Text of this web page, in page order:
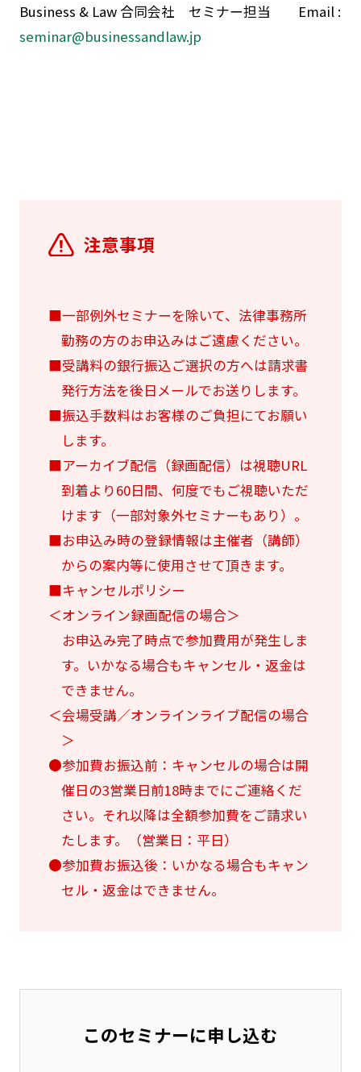
Business & Law 合同会社 セミナー担当 Email :
seminar@businessandlaw.jp
注意事項
■一部例外セミナーを除いて、法律事務所
勤務の方のお申込みはご遠慮ください。
■受講料の銀行振込ご選択の方へは請求書
発行方法を後日メールでお送りします。
■振込手数料はお客様のご負担にてお願い
します。
■アーカイブ配信（録画配信）は視聴URL
到着より60日間、何度でもご視聴いただ
けます（一部対象外セミナーもあり）。
■お申込み時の登録情報は主催者（講師）
からの案内等に使用させて頂きます。
■キャンセルポリシー
＜オンライン録画配信の場合＞
お申込み完了時点で参加費用が発生しま
す。いかなる場合もキャンセル・返金は
できません。
＜会場受講／オンラインライブ配信の場合
＞
●参加費お振込前：キャンセルの場合は開
催日の3営業日前18時までにご連絡くだ
さい。それ以降は全額参加費をご請求い
たします。（営業日：平日）
●参加費お振込後：いかなる場合もキャン
セル・返金はできません。
このセミナーに申し込む